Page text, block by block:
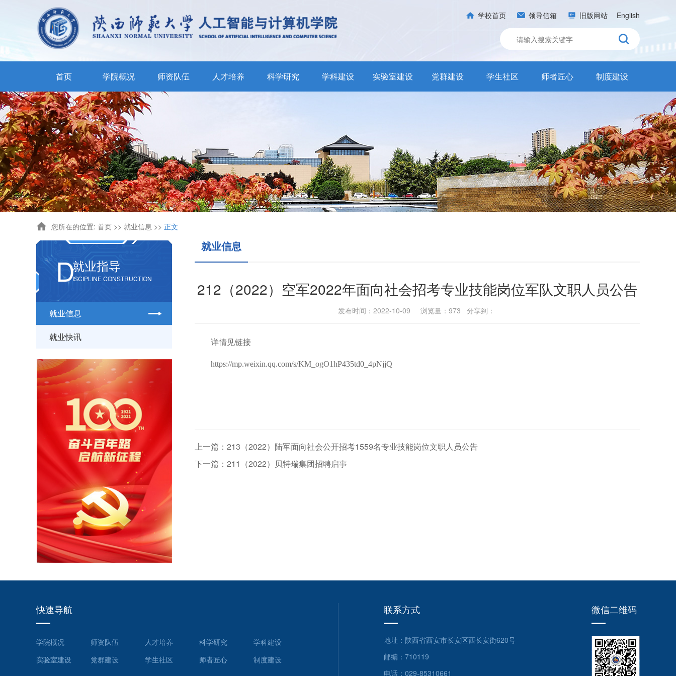
学校首页 领导信箱 旧版网站 English
首页 学院概况 师资队伍 人才培养 科学研究 学科建设 实验室建设 党群建设 学生社区 师者匠心 制度建设
您所在的位置: 首页 >> 就业信息 >> 正文
就业指导
ISCIPLINE CONSTRUCTION
D
就业信息
就业快讯
就业信息
212（2022）空军2022年面向社会招考专业技能岗位军队文职人员公告
发布时间：2022-10-09 浏览量： 973 分享到：
详情见链接
https://mp.weixin.qq.com/s/KM_ogO1hP435td0_4pNjjQ
上一篇：213（2022）陆军面向社会公开招考1559名专业技能岗位文职人员公告
下一篇：211（2022）贝特瑞集团招聘启事
快速导航
学院概况 师资队伍 人才培养 科学研究
学科建设
实验室建设
党群建设 学生社区 师者匠心 制度建设
联系方式
地址：陕西省西安市长安区西长安街620号
邮编：710119
电话： 029-85310661
微信二维码